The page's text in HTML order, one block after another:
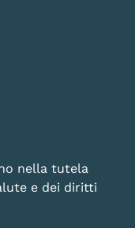
nella tutela
e dei diritti